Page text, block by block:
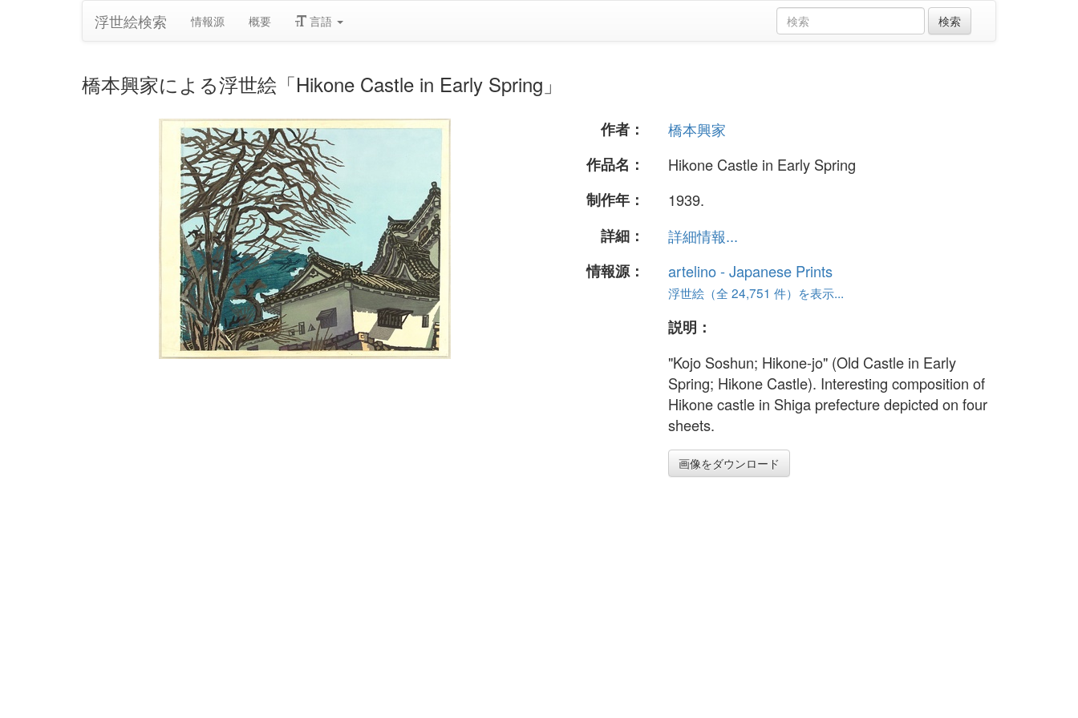
浮世絵検索 情報源 概要 言語
橋本興家による浮世絵「Hikone Castle in Early Spring」
作者：
橋本興家
作品名：
Hikone Castle in Early Spring
制作年：
1939.
詳細：
詳細情報...
情報源：
artelino - Japanese Prints
浮世絵（全 24,751 件）を表示...
説明：
"Kojo Soshun; Hikone-jo" (Old Castle in Early
Spring; Hikone Castle). Interesting composition of
Hikone castle in Shiga prefecture depicted on four
sheets.
画像をダウンロード